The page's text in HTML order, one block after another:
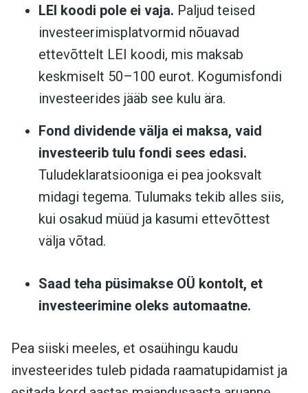
LEI koodi pole ei vaja. Paljud teised
investeerimisplatvormid nõuavad
ettevõttelt LEI koodi, mis maksab
keskmiselt 50–100 eurot. Kogumisfondi
investeerides jääb see kulu ära.
Fond dividende välja ei maksa, vaid
investeerib tulu fondi sees edasi.
Tuludeklaratsiooniga ei pea jooksvalt
midagi tegema. Tulumaks tekib alles siis,
kui osakud müüd ja kasumi ettevõttest
välja võtad.
Saad teha püsimakse OÜ kontolt, et
investeerimine oleks automaatne.
Pea siiski meeles, et osaühingu kaudu
investeerides tuleb pidada raamatupidamist ja